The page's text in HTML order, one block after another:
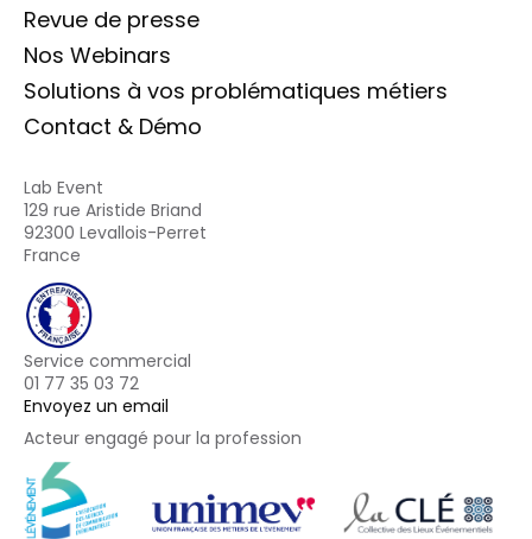
Revue de presse
Nos Webinars
Solutions à vos problématiques métiers
Contact & Démo
Lab Event
129 rue Aristide Briand
92300 Levallois-Perret
France
Service commercial
01 77 35 03 72
Envoyez un email
Acteur engagé pour la profession